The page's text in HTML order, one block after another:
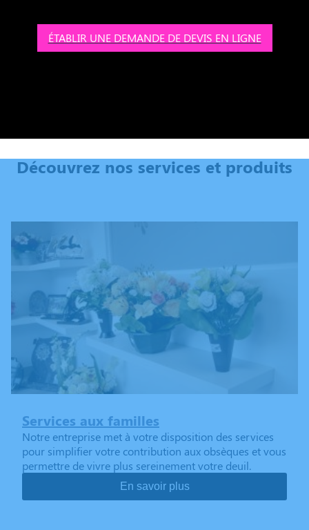
ÉTABLIR UNE DEMANDE DE DEVIS EN LIGNE
Découvrez nos services et produits
Services aux familles
Notre entreprise met à votre disposition des services
pour simplifier votre contribution aux obsèques et vous
permettre de vivre plus sereinement votre deuil.
En savoir plus